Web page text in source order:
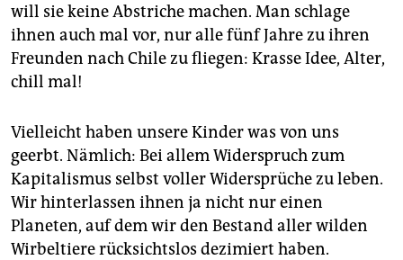
will sie keine Abstriche machen. Man schlage
ihnen auch mal vor, nur alle fünf Jahre zu ihren
Freunden nach Chile zu fliegen: Krasse Idee, Alter,
chill mal!
Vielleicht haben unsere Kinder was von uns
geerbt. Nämlich: Bei allem Widerspruch zum
Kapitalismus selbst voller Widersprüche zu leben.
Wir hinterlassen ihnen ja nicht nur einen
Planeten, auf dem wir den Bestand aller wilden
Wirbeltiere rücksichtslos dezimiert haben.